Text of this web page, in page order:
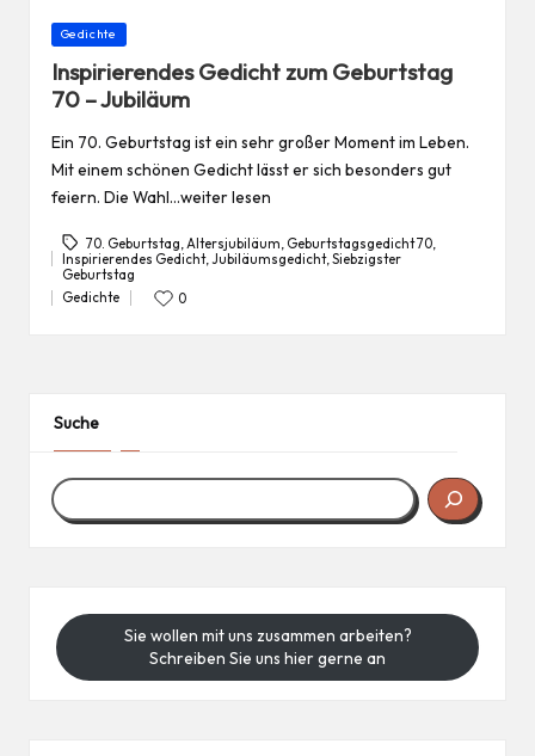
Posted
Gedichte
Inspirierendes Gedicht zum Geburtstag
70 – Jubiläum
Ein 70. Geburtstag ist ein sehr großer Moment im Leben.
Mit einem schönen Gedicht lässt er sich besonders gut
feiern. Die Wahl…weiter lesen
Tags:
70. Geburtstag Altersjubiläum Geburtstagsgedicht 70
Inspirierendes Gedicht, Jubiläumsgedicht, Siebzigster
Geburtstag
Posted
Gedichte 0
Suche
Sie wollen mit uns zusammen arbeiten?
Schreiben Sie uns hier gerne an